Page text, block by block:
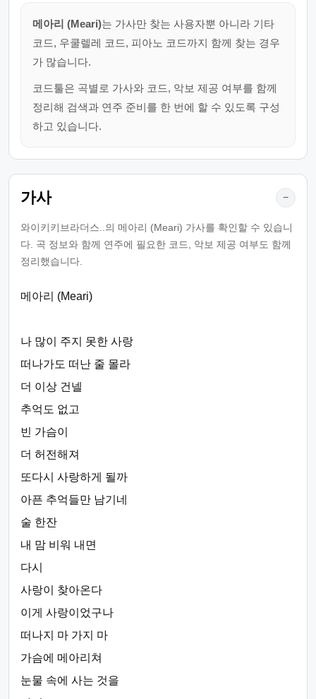
메아리 (Meari)는 가사만 찾는 사용자뿐 아니라 기타
코드, 우쿨렐레 코드, 피아노 코드까지 함께 찾는 경우
가 많습니다.
코드툴은 곡별로 가사와 코드, 악보 제공 여부를 함께
정리해 검색과 연주 준비를 한 번에 할 수 있도록 구성
하고 있습니다.
가사 −
와이키키브라더스..의 메아리 (Meari) 가사를 확인할 수 있습니
다. 곡 정보와 함께 연주에 필요한 코드, 악보 제공 여부도 함께
정리했습니다.
메아리 (Meari)
나 많이 주지 못한 사랑
떠나가도 떠난 줄 몰라
더 이상 건넬
추억도 없고
빈 가슴이
더 허전해져
또다시 사랑하게 될까
아픈 추억들만 남기네
술 한잔
내 맘 비워 내면
다시
사랑이 찾아온다
이게 사랑이었구나
떠나지 마 가지 마
가슴에 메아리쳐
눈물 속에 사는 것을